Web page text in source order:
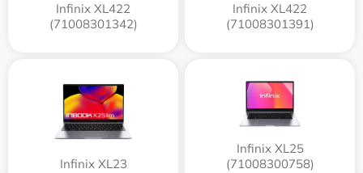
Infinix XL422
(71008301342)
Infinix XL422
(71008301391)
Infinix XL23
Infinix XL25
(71008300758)